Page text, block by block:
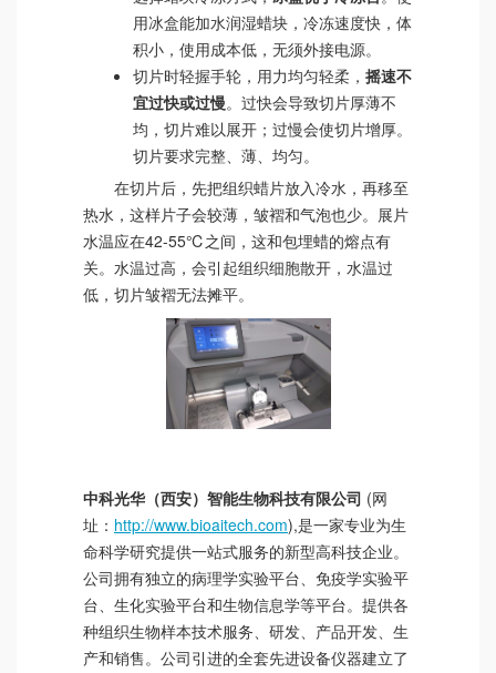
用冰盒能加水润湿蜡块，冷冻速度快，体
积小，使用成本低，无须外接电源。
切片时轻握手轮，用力均匀轻柔， 摇速不
宜过快或过慢。过快会导致切片厚薄不
均，切片难以展开；过慢会使切片增厚。
切片要求完整、薄、均匀。
在切片后，先把组织蜡片放入冷水，再移至
热水，这样片子会较薄，皱褶和气泡也少。展片
水温应在42-55℃之间，这和包埋蜡的熔点有
关。水温过高，会引起组织细胞散开，水温过
低，切片皱褶无法摊平。
中科光华（西安）智能生物科技有限公司 (网
址： http://www.bioaitech.com),是一家专业为生
命科学研究提供一站式服务的新型高科技企业。
公司拥有独立的病理学实验平台、免疫学实验平
台、生化实验平台和生物信息学等平台。提供各
种组织生物样本技术服务、研发、产品开发、生
产和销售。公司引进的全套先进设备仪器建立了